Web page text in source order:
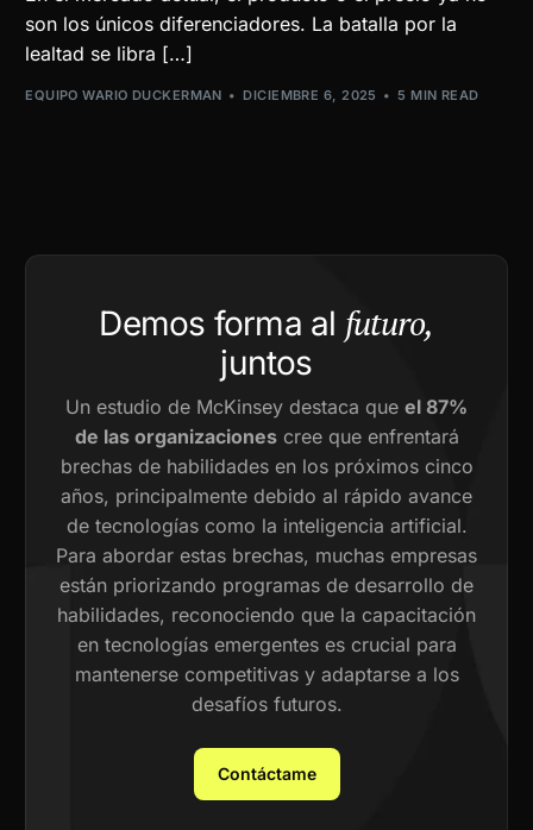
son los únicos diferenciadores. La batalla por la
lealtad se libra […]
EQUIPO WARIO DUCKERMAN DICIEMBRE 6, 2025 5 MIN READ
Demos forma al futuro,
juntos
Un estudio de McKinsey destaca que el 87%
de las organizacionescree que enfrentará
brechas de habilidades en los próximos cinco
años, principalmente debido al rápido avance
de tecnologías como la inteligencia artificial.
Para abordar estas brechas, muchas empresas
están priorizando programas de desarrollo de
habilidades, reconociendo que la capacitación
en tecnologías emergentes es crucial para
mantenerse competitivas y adaptarse a los
desafíos futuros.
Contáctame